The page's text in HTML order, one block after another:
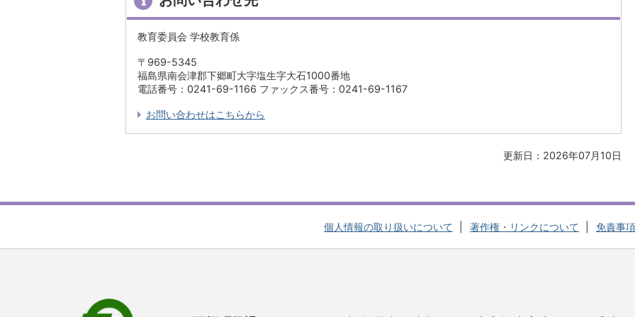
教育委員会 学校教育係
〒969-5345
福島県南会津郡下郷町大字塩生字大石1000番地
電話番号：0241-69-1166 ファックス番号：0241-69-1167
お問い合わせはこちらから
更新日：2026年07月10日
個人情報の取り扱いについて 著作権・リンクについて 免責事項